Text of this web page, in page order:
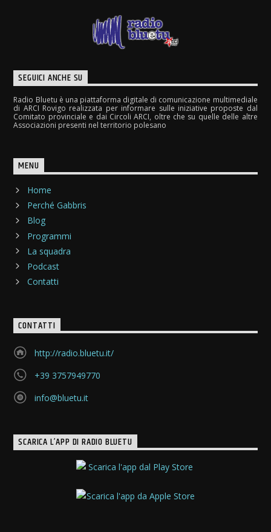
SEGUICI ANCHE SU
Radio Bluetu è una piattaforma digitale di comunicazione multimediale
di ARCI Rovigo realizzata per informare sulle iniziative proposte dal
Comitato provinciale e dai Circoli ARCI, oltre che su quelle delle altre
Associazioni presenti nel territorio polesano
MENU
Home
Perché Gabbris
Blog
Programmi
La squadra
Podcast
Contatti
CONTATTI
http://radio.bluetu.it/
+39 3757949770
info@bluetu.it
SCARICA L’APP DI RADIO BLUETU